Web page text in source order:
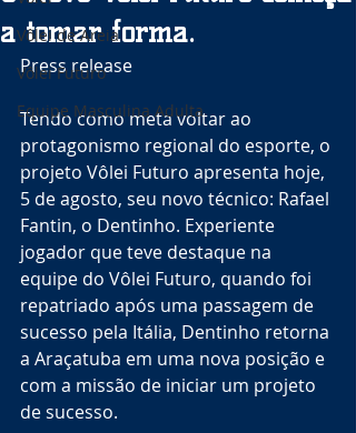
Vôlei de Areia
Vôlei Futuro
Equipe Masculina Adulta
a tomar forma.
Press release
Tendo como meta voltar ao
protagonismo regional do esporte, o
projeto Vôlei Futuro apresenta hoje,
5 de agosto, seu novo técnico: Rafael
Fantin, o Dentinho. Experiente
jogador que teve destaque na
equipe do Vôlei Futuro, quando foi
repatriado após uma passagem de
sucesso pela Itália, Dentinho retorna
a Araçatuba em uma nova posição e
com a missão de iniciar um projeto
de sucesso.